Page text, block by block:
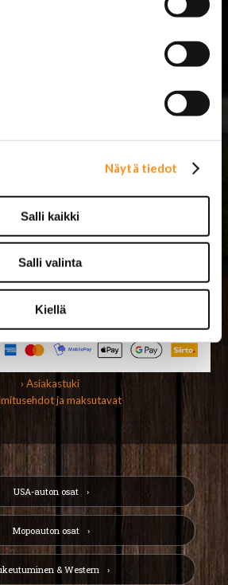
Näytä tiedot
Salli kaikki
Salli valinta
Kiellä
Huoltokorjaamo
› Asiakastuki
ja maksutavat
USA-auton osat
Mopoauton osat
& Western